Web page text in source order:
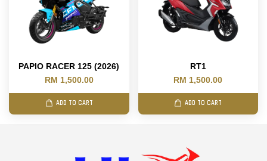
PAPIO RACER 125 (2026)
RM 1,500.00
ADD TO CART
RT1
RM 1,500.00
ADD TO CART